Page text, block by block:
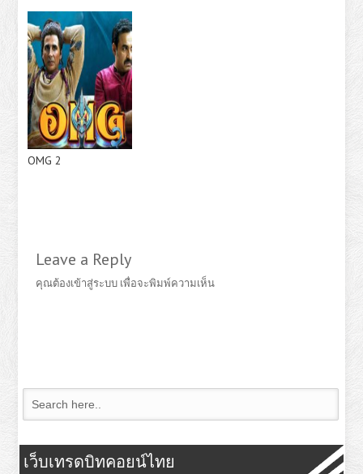
OMG 2
Leave a Reply
คุณต้องเข้าสู่ระบบ เพื่อจะพิมพ์ความเห็น
เว็บเทรดบิทคอยน์ไทย